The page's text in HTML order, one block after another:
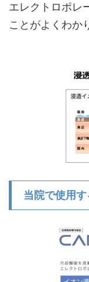
エレクトロポレ
ことがよくわか
当院で使用